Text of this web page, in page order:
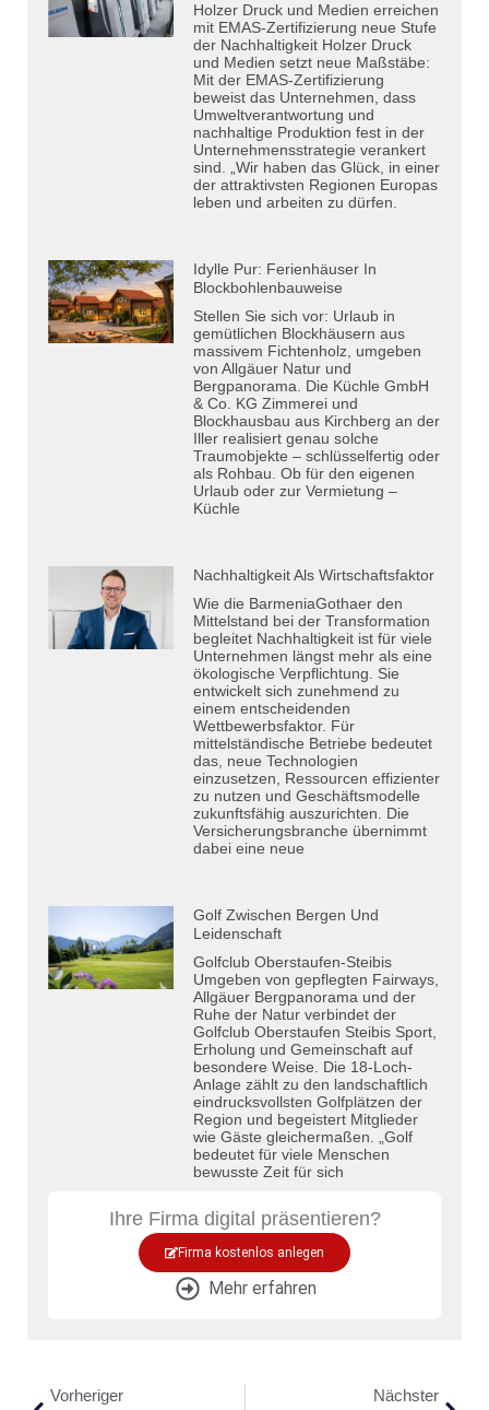
Holzer Druck und Medien erreichen
mit EMAS-Zertifizierung neue Stufe
der Nachhaltigkeit Holzer Druck
und Medien setzt neue Maßstäbe:
Mit der EMAS-Zertifizierung
beweist das Unternehmen, dass
Umweltverantwortung und
nachhaltige Produktion fest in der
Unternehmensstrategie verankert
sind. „Wir haben das Glück, in einer
der attraktivsten Regionen Europas
leben und arbeiten zu dürfen.
Idylle Pur: Ferienhäuser In
Blockbohlenbauweise
Stellen Sie sich vor: Urlaub in
gemütlichen Blockhäusern aus
massivem Fichtenholz, umgeben
von Allgäuer Natur und
Bergpanorama. Die Küchle GmbH
& Co. KG Zimmerei und
Blockhausbau aus Kirchberg an der
Iller realisiert genau solche
Traumobjekte – schlüsselfertig oder
als Rohbau. Ob für den eigenen
Urlaub oder zur Vermietung –
Küchle
Nachhaltigkeit Als Wirtschaftsfaktor
Wie die BarmeniaGothaer den
Mittelstand bei der Transformation
begleitet Nachhaltigkeit ist für viele
Unternehmen längst mehr als eine
ökologische Verpflichtung. Sie
entwickelt sich zunehmend zu
einem entscheidenden
Wettbewerbsfaktor. Für
mittelständische Betriebe bedeutet
das, neue Technologien
einzusetzen, Ressourcen effizienter
zu nutzen und Geschäftsmodelle
zukunftsfähig auszurichten. Die
Versicherungsbranche übernimmt
dabei eine neue
Golf Zwischen Bergen Und
Leidenschaft
Golfclub Oberstaufen-Steibis
Umgeben von gepflegten Fairways,
Allgäuer Bergpanorama und der
Ruhe der Natur verbindet der
Golfclub Oberstaufen Steibis Sport,
Erholung und Gemeinschaft auf
besondere Weise. Die 18-Loch-
Anlage zählt zu den landschaftlich
eindrucksvollsten Golfplätzen der
Region und begeistert Mitglieder
wie Gäste gleichermaßen. „Golf
bedeutet für viele Menschen
bewusste Zeit für sich
Ihre Firma digital präsentieren?
Firma kostenlos anlegen
Mehr erfahren
Vorheriger Nächster